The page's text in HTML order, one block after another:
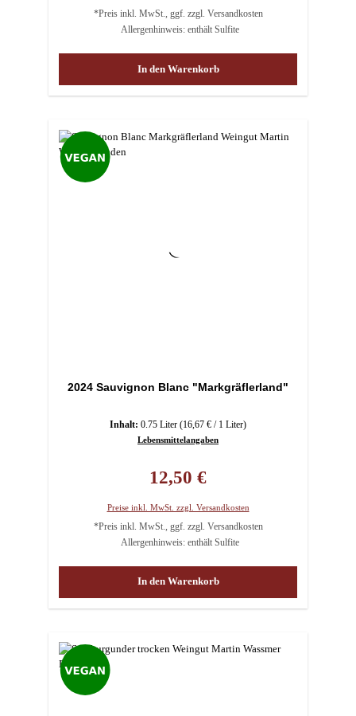
*Preis inkl. MwSt., ggf. zzgl. Versandkosten
Allergenhinweis: enthält Sulfite
In den Warenkorb
2024 Sauvignon Blanc "Markgräflerland"
Inhalt: 0.75 Liter (16,67 € / 1 Liter)
Lebensmittelangaben
12,50 €
Preise inkl. MwSt. zzgl. Versandkosten
*Preis inkl. MwSt., ggf. zzgl. Versandkosten
Allergenhinweis: enthält Sulfite
In den Warenkorb